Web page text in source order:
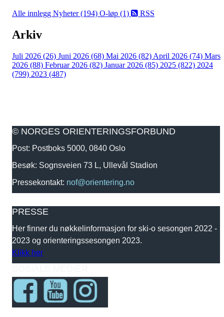
Alle innlegg Nyheter (194) O-løp (1) RSS
Arkiv
Juli 2026 (26) Juni 2026 (68) Mai 2026 (82) April 2026 (74) Mars
2026 (88) Februar 2026 (82) Januar 2026 (85) 2025 (822) 2024
(799) 2023 (487)
© NORGES ORIENTERINGSFORBUND
Post: Postboks 5000, 0840 Oslo
Besøk: Sognsveien 73 L, Ullevål Stadion
Pressekontakt: nof@orientering.no
PRESSE
Her finner du nøkkelinformasjon for ski-o sesongen 2022 -
2023 og orienteringssesongen 2023.
Klikk her